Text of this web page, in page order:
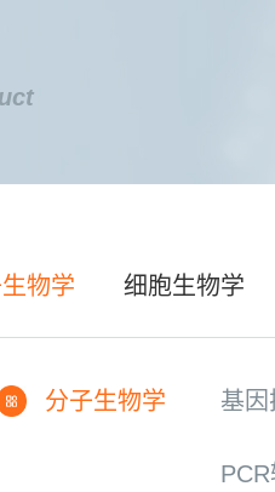
物学 细胞生物学
分子生物学 基因